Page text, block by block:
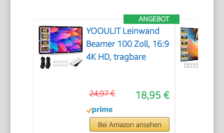
ANGEBOT
YOOULIT Leinwand
Beamer 100 Zoll, 16:9
4K HD, tragbare
18,95 €
24,97 €
Bei Amazon ansehen